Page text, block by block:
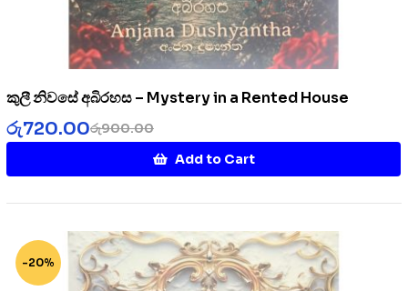
කුලී නිවසේ අබිරහස – Mystery in a Rented House
රු900.00
රු720.00
Add to Cart
-20%